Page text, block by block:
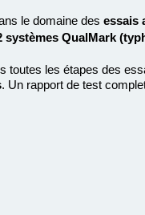
le domaine des essais
systèmes QualMark
toutes les étapes des
. Un rapport de test